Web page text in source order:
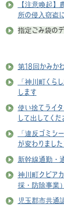
【注意喚起】
所の侵入窃盗
指定ごみ袋の
第18回かみか
「神川町くら
します
使い捨てライ
して出してくだ
「違反ゴミシ
が変わりました
新幹線通勤・
神川町クビア
採・防除事業）
児玉郡市共通